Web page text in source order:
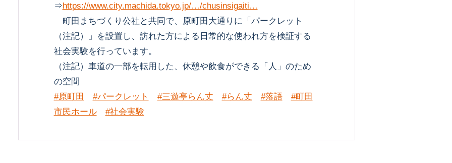
⇒https://www.city.machida.tokyo.jp/…/chusinsigaiti…
町田まちづくり公社と共同で、原町田大通りに「パークレット
（注記）」を設置し、訪れた方による日常的な使われ方を検証する
社会実験を行っています。
（注記）車道の一部を転用した、休憩や飲食ができる「人」のため
の空間
#原町田
#パークレット #三遊亭らん丈 #らん丈 #落語
#町田
市民ホール
#社会実験